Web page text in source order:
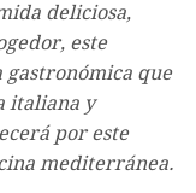
deliciosa,
este
que
italiana y
por este
mediterránea.